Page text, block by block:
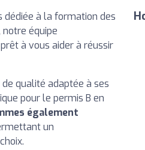
dédiée à la formation des
notre équipe
à vous aider à réussir
qualité adaptée à ses
pour le permis B en
également
un